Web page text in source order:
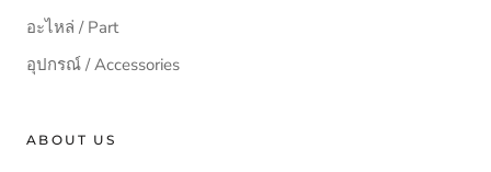
อะไหล่ / Part
อุปกรณ์ / Accessories
ABOUT US